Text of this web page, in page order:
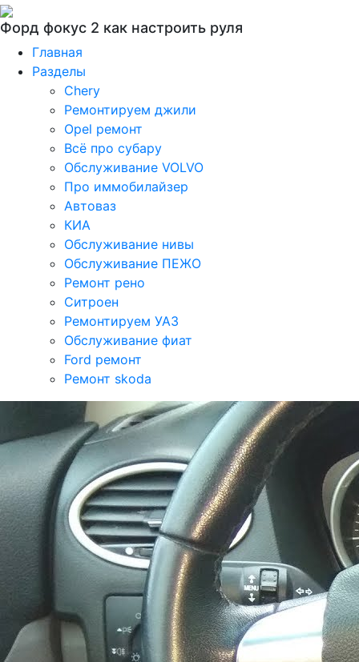
Форд фокус 2 как настроить руля
Главная
Разделы
Chery
Ремонтируем джили
Opel ремонт
Всё про субару
Обслуживание VOLVO
Про иммобилайзер
Автоваз
КИА
Обслуживание нивы
Обслуживание ПЕЖО
Ремонт рено
Ситроен
Ремонтируем УАЗ
Обслуживание фиат
Ford ремонт
Ремонт skoda